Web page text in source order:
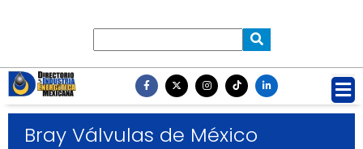
Bray Válvulas de México